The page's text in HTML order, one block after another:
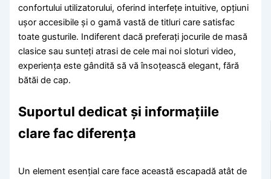
confortului utilizatorului, oferind interfețe intuitive, opțiuni
ușor accesibile și o gamă vastă de titluri care satisfac
toate gusturile. Indiferent dacă preferați jocurile de masă
clasice sau sunteți atrasi de cele mai noi sloturi video,
experiența este gândită să vă însoțească elegant, fără
bătăi de cap.
Suportul dedicat și informațiile
clare fac diferența
Un element esențial care face această escapadă atât de